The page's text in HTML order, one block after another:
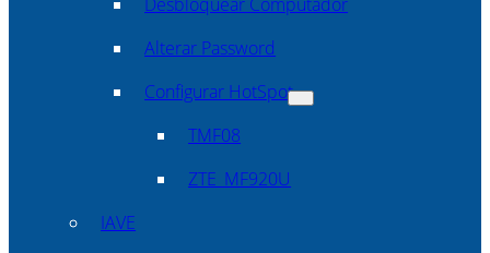
Alterar Password
Configurar HotSpot
TMF08
ZTE_MF920U
IAVE